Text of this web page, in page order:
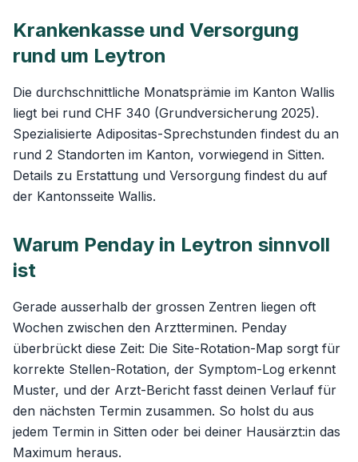
Krankenkasse und Versorgung
rund um Leytron
Die durchschnittliche Monatsprämie im Kanton Wallis
liegt bei rund CHF 340 (Grundversicherung 2025).
Spezialisierte Adipositas-Sprechstunden findest du an
rund 2 Standorten im Kanton, vorwiegend in Sitten.
Details zu Erstattung und Versorgung findest du auf
der Kantonsseite Wallis.
Warum Penday in Leytron sinnvoll
ist
Gerade ausserhalb der grossen Zentren liegen oft
Wochen zwischen den Arztterminen. Penday
überbrückt diese Zeit: Die Site-Rotation-Map sorgt für
korrekte Stellen-Rotation, der Symptom-Log erkennt
Muster, und der Arzt-Bericht fasst deinen Verlauf für
den nächsten Termin zusammen. So holst du aus
jedem Termin in Sitten oder bei deiner Hausärzt:in das
Maximum heraus.